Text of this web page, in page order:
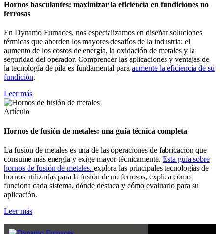
Hornos basculantes: maximizar la eficiencia en fundiciones no
ferrosas
En Dynamo Furnaces, nos especializamos en diseñar soluciones
térmicas que aborden los mayores desafíos de la industria: el
aumento de los costos de energía, la oxidación de metales y la
seguridad del operador. Comprender las aplicaciones y ventajas de
la tecnología de pila es fundamental para aumente la eficiencia de su
fundición.
Leer más
Artículo
Hornos de fusión de metales: una guía técnica completa
La fusión de metales es una de las operaciones de fabricación que
consume más energía y exige mayor técnicamente. Esta guía sobre
hornos de fusión de metales. explora las principales tecnologías de
hornos utilizadas para la fusión de no ferrosos, explica cómo
funciona cada sistema, dónde destaca y cómo evaluarlo para su
aplicación.
Leer más